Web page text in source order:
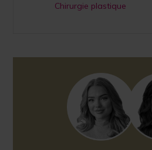
Chirurgie plastique